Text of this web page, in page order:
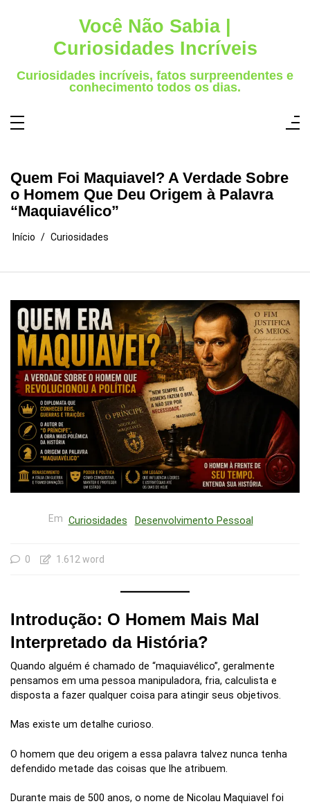
Você Não Sabia |
Curiosidades Incríveis
Curiosidades incríveis, fatos surpreendentes e
conhecimento todos os dias.
Quem Foi Maquiavel? A Verdade Sobre
o Homem Que Deu Origem à Palavra
“Maquiavélico”
Início Curiosidades
Em Curiosidades Desenvolvimento Pessoal
0 1.612 word
Introdução: O Homem Mais Mal
Interpretado da História?
Quando alguém é chamado de “maquiavélico”, geralmente
pensamos em uma pessoa manipuladora, fria, calculista e
disposta a fazer qualquer coisa para atingir seus objetivos.
Mas existe um detalhe curioso.
O homem que deu origem a essa palavra talvez nunca tenha
defendido metade das coisas que lhe atribuem.
Durante mais de 500 anos, o nome de Nicolau Maquiavel foi